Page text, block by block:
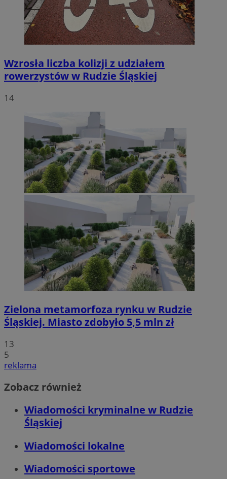
Wzrosła liczba kolizji z udziałem
rowerzystów w Rudzie Śląskiej
14
Zielona metamorfoza rynku w Rudzie
Śląskiej. Miasto zdobyło 5,5 mln zł
13
5
reklama
Zobacz również
Wiadomości kryminalne w Rudzie
Śląskiej
Wiadomości lokalne
Wiadomości sportowe